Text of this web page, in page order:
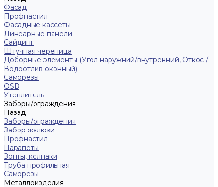
Фасад
Профнастил
Фасадные кассеты
Линеарные панели
Сайдинг
Штучная черепица
Доборные элементы (Угол наружний/внутренний, Откос /
Водоотлив оконный)
Саморезы
OSB
Утеплитель
Заборы/ограждения
Назад
Заборы/ограждения
Забор жалюзи
Профнастил
Парапеты
Зонты, колпаки
Труба профильная
Саморезы
Металлоизделия